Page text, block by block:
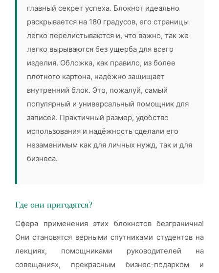
главный секрет успеха. Блокнот идеально
раскрывается на 180 градусов, его страницы
легко перелистываются и, что важно, так же
легко вырываются без ущерба для всего
изделия. Обложка, как правило, из более
плотного картона, надёжно защищает
внутренний блок. Это, пожалуй, самый
популярный и универсальный помощник для
записей. Практичный размер, удобство
использования и надёжность сделали его
незаменимым как для личных нужд, так и для
бизнеса.
Где они пригодятся?
Сфера применения этих блокнотов безгранична!
Они становятся верными спутниками студентов на
лекциях, помощниками руководителей на
совещаниях, прекрасным бизнес-подарком и